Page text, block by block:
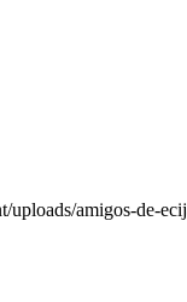
amigos-de-